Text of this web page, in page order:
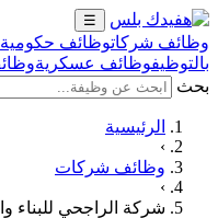
☰
وظائف شركاتوظائف حكومية
بالتوظيفوظائف عسكرية
بحث
الرئيسية
›
وظائف شركات
›
شركة الراجحي للبناء